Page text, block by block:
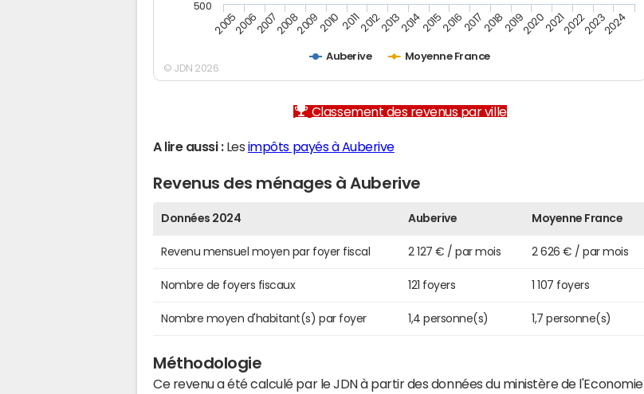
Auberive Moyenne France
200520062007200820092010 20112012201320142015201620172018201920202021202220232024
500
© JDN 2026
Classement des revenus par ville
A lire aussi :Les impôts payés à Auberive
Revenus des ménages à Auberive
Données 2024 Auberive Moyenne France
Revenu mensuel moyen par foyer fiscal 2 127 € / par mois 2 626 € / par mois
Nombre de foyers fiscaux 121 foyers 1 107 foyers
Nombre moyen d'habitant(s) par foyer 1,4 personne(s) 1,7 personne(s)
Méthodologie
Ce revenu a été calculé par le JDN à partir des données du ministère de l'Economie